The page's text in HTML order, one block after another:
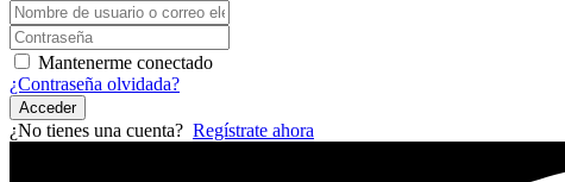
Mantenerme conectado
¿Contraseña olvidada?
Acceder
¿No tienes una cuenta? Regístrate ahora